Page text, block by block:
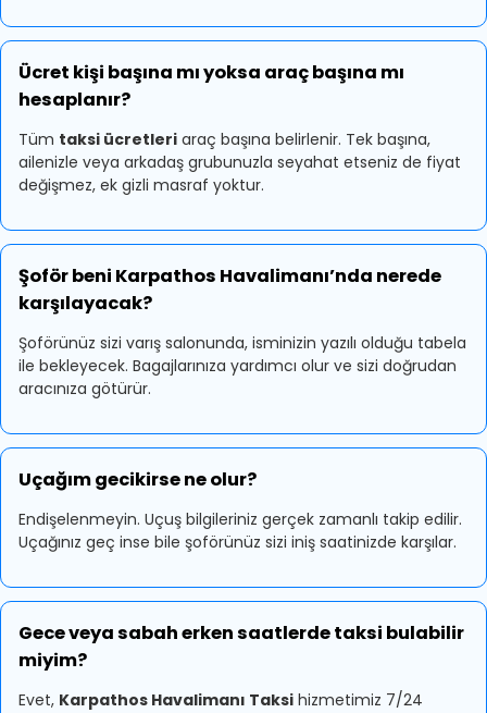
Ücret kişi başına mı yoksa araç başına mı
hesaplanır?
Tüm taksi ücretleri araç başına belirlenir. Tek başına,
ailenizle veya arkadaş grubunuzla seyahat etseniz de fiyat
değişmez, ek gizli masraf yoktur.
Şoför beni Karpathos Havalimanı’nda nerede
karşılayacak?
Şoförünüz sizi varış salonunda, isminizin yazılı olduğu tabela
ile bekleyecek. Bagajlarınıza yardımcı olur ve sizi doğrudan
aracınıza götürür.
Uçağım gecikirse ne olur?
Endişelenmeyin. Uçuş bilgileriniz gerçek zamanlı takip edilir.
Uçağınız geç inse bile şoförünüz sizi iniş saatinizde karşılar.
Gece veya sabah erken saatlerde taksi bulabilir
miyim?
Evet, Karpathos Havalimanı Taksi hizmetimiz 7/24